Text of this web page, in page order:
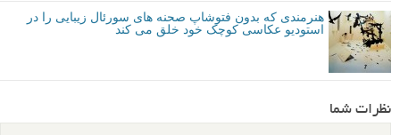
هنرمندی که بدون فتوشاپ صحنه های سورئال زیبایی را در
استودیو عکاسی کوچک خود خلق می کند
نظرات شما